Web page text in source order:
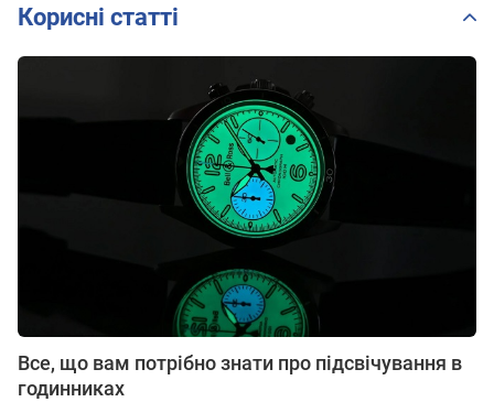
Корисні статті
Все, що вам потрібно знати про підсвічування в
годинниках